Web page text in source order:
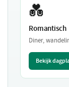
💑
Romantisch
Diner,
Bekijk